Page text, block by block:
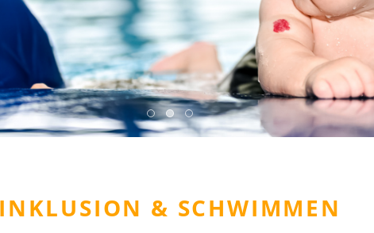
INKLUSION & SCHWIMMEN